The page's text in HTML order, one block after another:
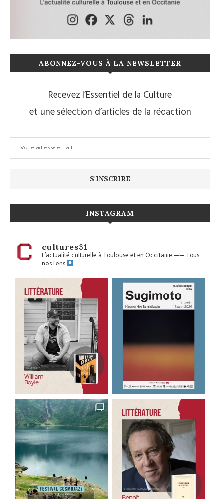
ABONNEZ-VOUS À LA NEWSLETTER
Recevez l’Essentiel de la Culture
et une sélection d’articles de la rédaction
INSTAGRAM
cultures31
L’actualité culturelle à Toulouse et en Occitanie——Tous
nos liens